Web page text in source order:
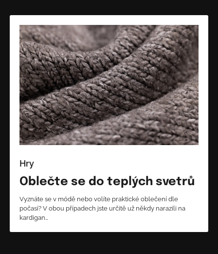
Hry
Oblečte se do teplých svetrů
Vyznáte se v módě nebo volíte praktické oblečení dle
počasí? V obou případech jste určitě už někdy narazili na
kardigan…